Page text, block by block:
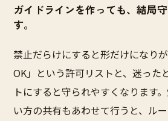
ガイドラインを作っても、結局
す。
禁止だらけにすると形だけになり
OK」という許可リストと、迷った
トにすると守られやすくなります
い方の共有もあわせて行うと、ル